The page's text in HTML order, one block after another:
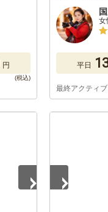
円
女
平日
最終アクティ